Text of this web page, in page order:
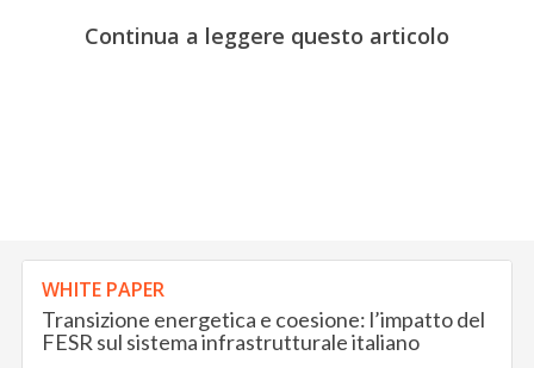
Continua a leggere questo articolo
WHITE PAPER
Transizione energetica e coesione: l’impatto del
FESR sul sistema infrastrutturale italiano